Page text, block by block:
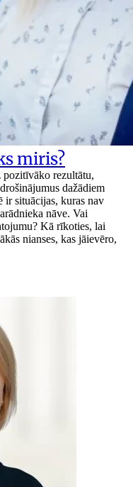
miris?
pozitīvāko rezultātu,
dažādiem
ir situācijas, kuras nav
nāve. Vai
Kā rīkoties, lai
nianses, kas jāievēro,